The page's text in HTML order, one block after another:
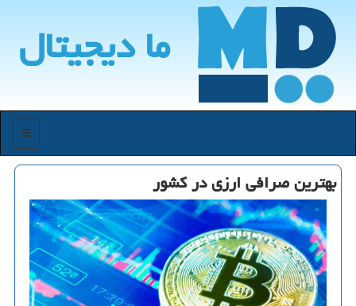
ما دیجیتال
منو
بهترین صرافی ارزی در كشور